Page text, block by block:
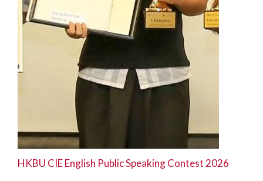
HKBU CIE English Public Speaking Contest 2026